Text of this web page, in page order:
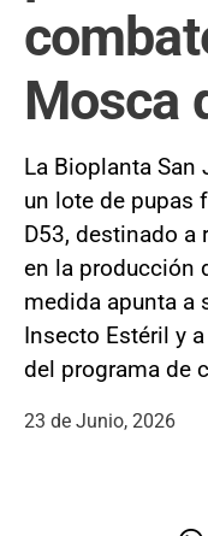
Mosca
La Bioplanta San
un lote de pupas
D53, destinado a
en la producción
medida apunta a
Insecto Estéril y
del programa de
23 de Junio, 2026